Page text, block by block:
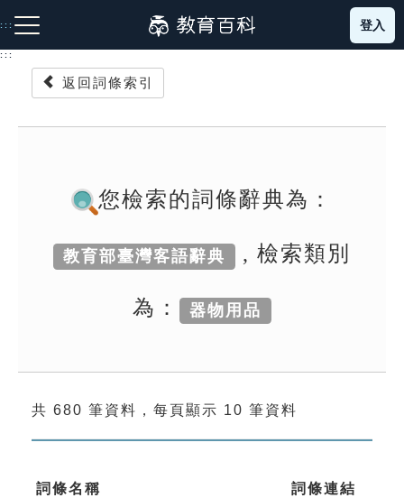
到
主
:::
成語故事
索引選單
單字索引
登入
:::
返回詞條索引
您檢索的詞條辭典為：
教育部臺灣客語辭典 , 檢索類別
為： 器物用品
共 680 筆資料，每頁顯示 10 筆資料
詞條名稱 詞條連結